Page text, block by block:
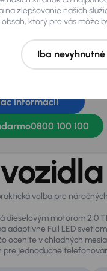
Dažďový senzor
Ťažné zariadenie
informácií
0800 100 100
voľba pre
motorom 2.0
adaptívne Full LED
oceníte v chladných
pre jednoduché
na zlepšovanie našich
ktorý pre vás môže
Iba nevyhnutné